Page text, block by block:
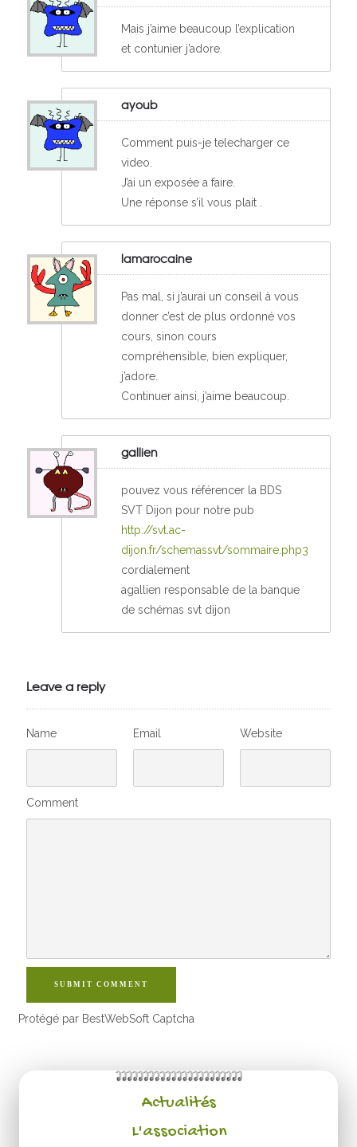
Mais j’aime beaucoup l’explication
et contunier j’adore.
ayoub
Comment puis-je telecharger ce
video.
J’ai un exposée a faire.
Une réponse s’il vous plait .
lamarocaine
Pas mal, si j’aurai un conseil à vous
donner c’est de plus ordonné vos
cours, sinon cours
compréhensible, bien expliquer,
j’adore.
Continuer ainsi, j’aime beaucoup.
gallien
pouvez vous référencer la BDS
SVT Dijon pour notre pub
http://svt.ac-
dijon.fr/schemassvt/sommaire.php3
cordialement
agallien responsable de la banque
de schémas svt dijon
Leave a reply
Name Email Website
Comment
SUBMIT COMMENT
Protégé par BestWebSoft Captcha
Actualités
L'association